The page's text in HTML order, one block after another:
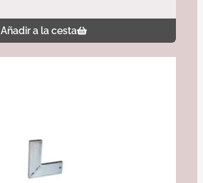
Añadir a la cesta